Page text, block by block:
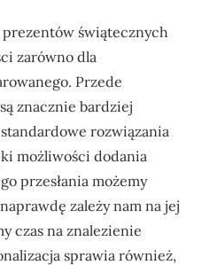
świątecznych
zarówno dla
Przede
znacznie bardziej
rozwiązania
możliwości dodania
przesłania możemy
zależy nam na jej
czas na znalezienie
sprawia również,